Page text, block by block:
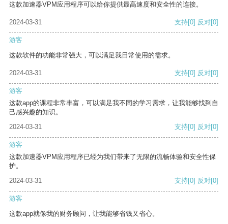
这款加速器VPM应用程序可以给你提供最高速度和安全性的连接。
2024-03-31 支持[0] 反对[0]
游客
这款软件的功能非常强大，可以满足我日常使用的需求。
2024-03-31 支持[0] 反对[0]
游客
这款app的课程非常丰富，可以满足我不同的学习需求，让我能够找到自
己感兴趣的知识。
2024-03-31
支持[0] 反对[0]
游客
这款加速器VPM应用程序已经为我们带来了无限的流畅体验和安全性保
护。
2024-03-31
支持[0] 反对[0]
游客
这款app就像我的财务顾问，让我能够省钱又省心。